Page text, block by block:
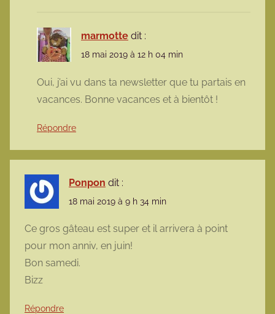
marmotte dit :
18 mai 2019 à 12 h 04 min
Oui, j’ai vu dans ta newsletter que tu partais en
vacances. Bonne vacances et à bientôt !
Répondre
Ponpon dit :
18 mai 2019 à 9 h 34 min
Ce gros gâteau est super et il arrivera à point
pour mon anniv, en juin!
Bon samedi.
Bizz
Répondre